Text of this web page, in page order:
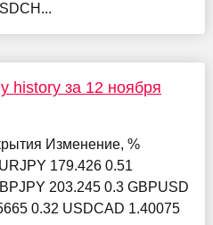
history за 12 ноября
Изменение, %
179.426 0.51
203.245 0.3 GBPUSD
0.32 USDCAD 1.40075